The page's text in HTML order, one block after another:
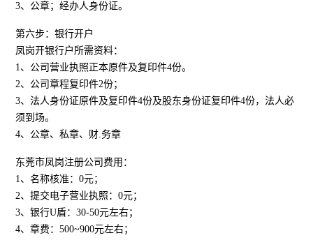
3、公章；经办人身份证。
第六步：银行开户
凤岗开银行户所需资料：
1、公司营业执照正本原件及复印件4份。
2、公司章程复印件2份；
3、法人身份证原件及复印件4份及股东身份证复印件4份，法人必
须到场。
4、公章、私章、财.务章
东莞市凤岗注册公司费用：
1、名称核准：0元；
2、提交电子营业执照：0元；
3、银行U盾：30-50元左右；
4、章费：500~900元左右；